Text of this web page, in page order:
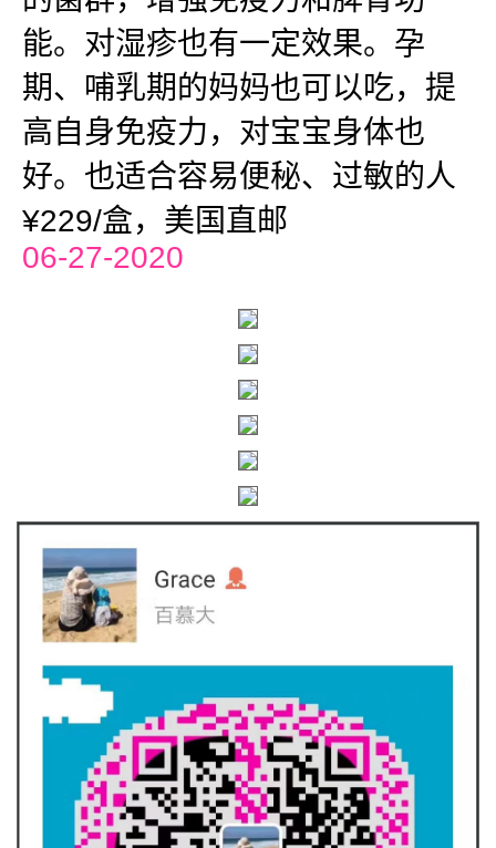
能。对湿疹也有一定效果。孕
期、哺乳期的妈妈也可以吃，提
高自身免疫力，对宝宝身体也
好。也适合容易便秘、过敏的人
¥229/盒，美国直邮
06-27-2020